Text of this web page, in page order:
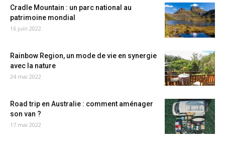
Cradle Mountain : un parc national au
patrimoine mondial
16 juin 2022
Rainbow Region, un mode de vie en synergie
avec la nature
24 mai 2022
Road trip en Australie : comment aménager
son van ?
17 mai 2022